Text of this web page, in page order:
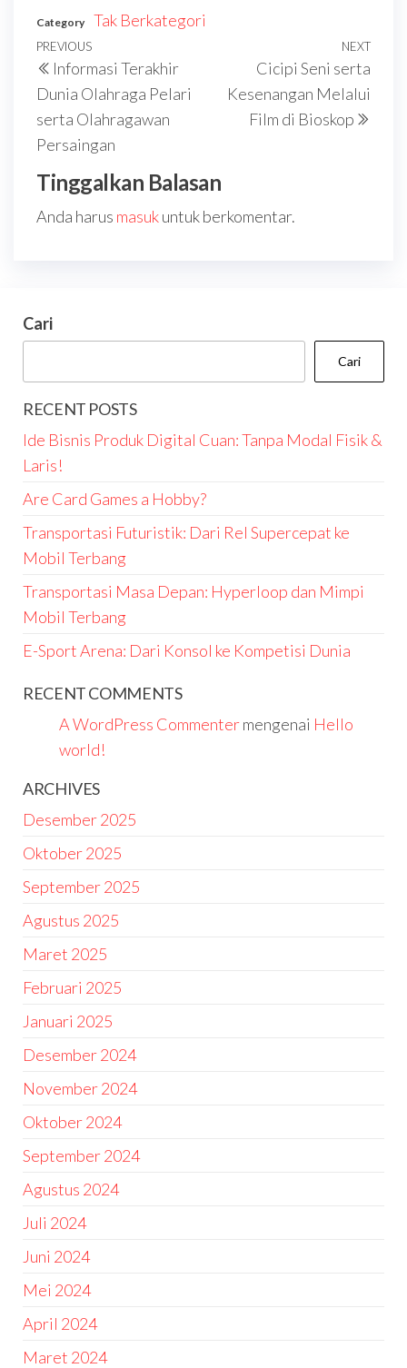
Category Tak Berkategori
Navigasi
pos
Previous
Post
PREVIOUS
Informasi Terakhir
Dunia Olahraga Pelari
serta Olahragawan
Persaingan
Next
NEXT
Cicipi Seni serta
Kesenangan Melalui
Film di Bioskop
Tinggalkan Balasan
Anda harus masukuntuk berkomentar.
Cari
Cari
RECENT POSTS
Ide Bisnis Produk Digital Cuan: Tanpa Modal Fisik &
Laris!
Are Card Games a Hobby?
Transportasi Futuristik: Dari Rel Supercepat ke
Mobil Terbang
Transportasi Masa Depan: Hyperloop dan Mimpi
Mobil Terbang
E-Sport Arena: Dari Konsol ke Kompetisi Dunia
RECENT COMMENTS
A WordPress Commentermengenai Hello
world!
ARCHIVES
Desember 2025
Oktober 2025
September 2025
Agustus 2025
Maret 2025
Februari 2025
Januari 2025
Desember 2024
November 2024
Oktober 2024
September 2024
Agustus 2024
Juli 2024
Juni 2024
Mei 2024
April 2024
Maret 2024